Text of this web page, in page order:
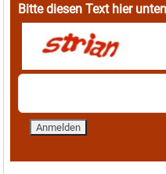
Bitte diesen Text hier